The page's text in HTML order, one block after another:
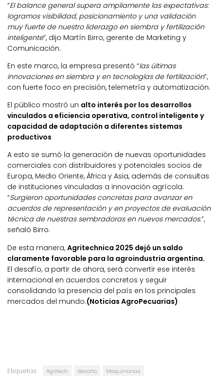
“El balance general supera ampliamente las expectativas:
logramos visibilidad, posicionamiento y una validación
muy fuerte de nuestro liderazgo en siembra y fertilización
inteligente”, dijo Martín Birro, gerente de Marketing y
Comunicación.
En este marco, la empresa presentó “las últimas
innovaciones en siembra y en tecnologías de fertilización”,
con fuerte foco en precisión, telemetría y automatización.
El público mostró un alto interés por los desarrollos
vinculados a eficiencia operativa, control inteligente y
capacidad de adaptación a diferentes sistemas
productivos
A esto se sumó la generación de nuevas oportunidades
comerciales con distribuidores y potenciales socios de
Europa, Medio Oriente, África y Asia, además de consultas
de instituciones vinculadas a innovación agrícola.
“Surgieron oportunidades concretas para avanzar en
acuerdos de representación y en proyectos de evaluación
técnica de nuestras sembradoras en nuevos mercados.”,
señaló Birro.
De esta manera, Agritechnica 2025 dejó un saldo
claramente favorable para la agroindustria argentina.
El desafío, a partir de ahora, será convertir ese interés
internacional en acuerdos concretos y seguir
consolidando la presencia del país en los principales
mercados del mundo.(Noticias AgroPecuarias)
Etiquetas: Agritech desafio Maquinarias